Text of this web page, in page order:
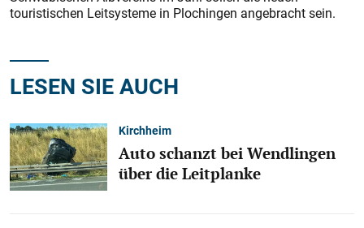
touristischen Leitsysteme in Plochingen angebracht sein.
LESEN SIE AUCH
Kirchheim
Auto schanzt bei Wendlingen
über die Leitplanke